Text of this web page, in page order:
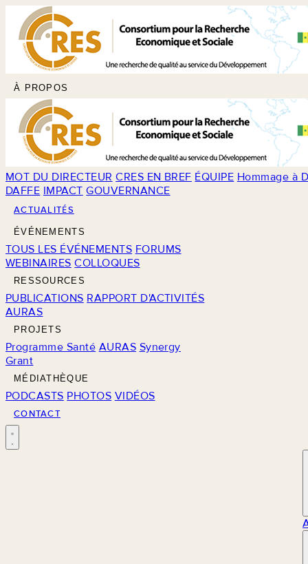
À PROPOS
MOT DU DIRECTEUR CRES EN BREF ÉQUIPE Hommage à
DAFFE IMPACT GOUVERNANCE
ACTUALITÉS
ÉVÉNEMENTS
TOUS LES ÉVÉNEMENTS FORUMS
WEBINAIRES COLLOQUES
RESSOURCES
PUBLICATIONS RAPPORT D'ACTIVITÉS
AURAS
PROJETS
Programme Santé AURAS Synergy
Grant
MÉDIATHÈQUE
PODCASTS PHOTOS VIDÉOS
CONTACT